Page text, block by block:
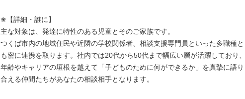
✬【詳細・誰に】
主な対象は、発達に特性のある児童とそのご家族です。
つくば市内の地域住民や近隣の学校関係者、相談支援専門員といった多職種と
も密に連携を取ります。社内では20代から50代まで幅広い層が活躍しており、
年齢やキャリアの垣根を越えて「子どものために何ができるか」を真摯に語り
合える仲間たちがあなたの相談相手となります。